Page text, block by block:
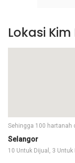
Selangor
10 Untuk Dijual, 3 Untuk
Sehingga 100 hartanah
Lokasi